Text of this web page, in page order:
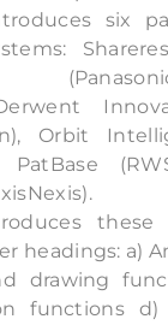
six
Orbit
PatBase
these
headings: a)
drawing
functions